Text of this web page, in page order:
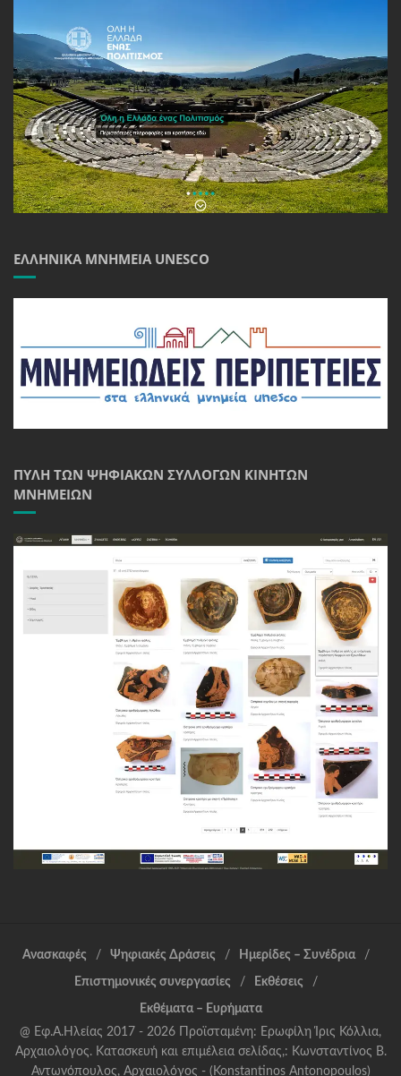
ΕΛΛΗΝΙΚΆ ΜΝΗΜΕΊΑ UNESCO
ΠΎΛΗ ΤΩΝ ΨΗΦΙΑΚΏΝ ΣΥΛΛΟΓΏΝ ΚΙΝΗΤΏΝ
ΜΝΗΜΕΊΩΝ
Ανασκαφές Ψηφιακές Δράσεις Ημερίδες – Συνέδρια
Επιστημονικές συνεργασίες Εκθέσεις
Εκθέματα – Ευρήματα
@ Εφ.Α.Ηλείας 2017 - 2026 Προϊσταμένη: Ερωφίλη Ίρις Κόλλια,
Αρχαιολόγος. Κατασκευή και επιμέλεια σελίδας,: Κωνσταντίνος Β.
Αντωνόπουλος, Αρχαιολόγος - (Konstantinos Antonopoulos)